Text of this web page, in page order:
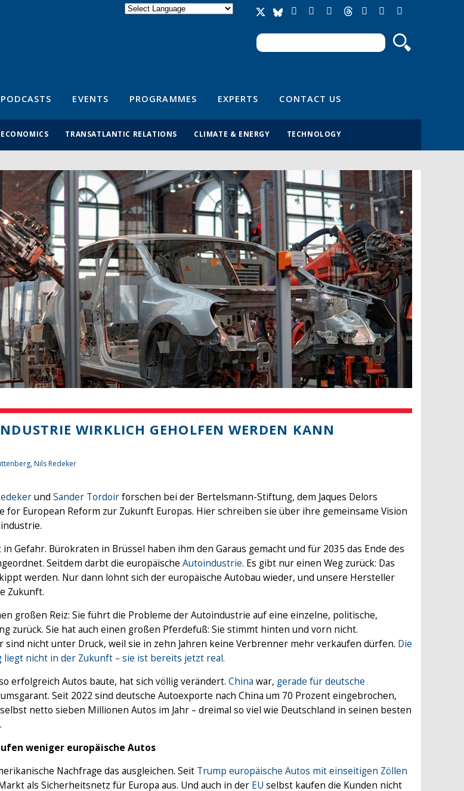
Search form
Search
PODCASTS EVENTS PROGRAMMES EXPERTS CONTACT US
TRANSATLANTIC RELATIONS CLIMATE & ENERGY TECHNOLOGY
WIRKLICH GEHOLFEN WERDEN KANN
Nils Redeker
und Sander Tordoirforschen bei der Bertelsmann-Stiftung, dem Jaques Delors
for European Reform zur Zukunft Europas. Hier schreiben sie über ihre gemeinsame Vision
Gefahr. Bürokraten in Brüssel haben ihm den Garaus gemacht und für 2035 das Ende des
Seitdem darbt die europäische Autoindustrie. Es gibt nur einen Weg zurück: Das
werden. Nur dann lohnt sich der europäische Autobau wieder, und unsere Hersteller
Zukunft.
großen Reiz: Sie führt die Probleme der Autoindustrie auf eine einzelne, politische,
zurück. Sie hat auch einen großen Pferdefuß: Sie stimmt hinten und vorn nicht.
sind nicht unter Druck, weil sie in zehn Jahren keine Verbrenner mehr verkaufen dürfen. Die
nicht in der Zukunft – sie ist bereits jetzt real.
erfolgreich Autos baute, hat sich völlig verändert. China war, gerade für deutsche
Seit 2022 sind deutsche Autoexporte nach China um 70 Prozent eingebrochen,
netto sieben Millionen Autos im Jahr – dreimal so viel wie Deutschland in seinen besten
weniger europäische Autos
Nachfrage das ausgleichen. Seit Trump europäische Autos mit einseitigen Zöllen
als Sicherheitsnetz für Europa aus. Und auch in der EU selbst kaufen die Kunden nicht